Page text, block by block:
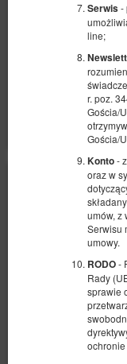
Serwis -
line;
r. poz.
Gościa/
Gościa/
Konto-
oraz w
umów, z
Serwisu
umowy.
RODO-
Rady
sprawie
Udostępnij